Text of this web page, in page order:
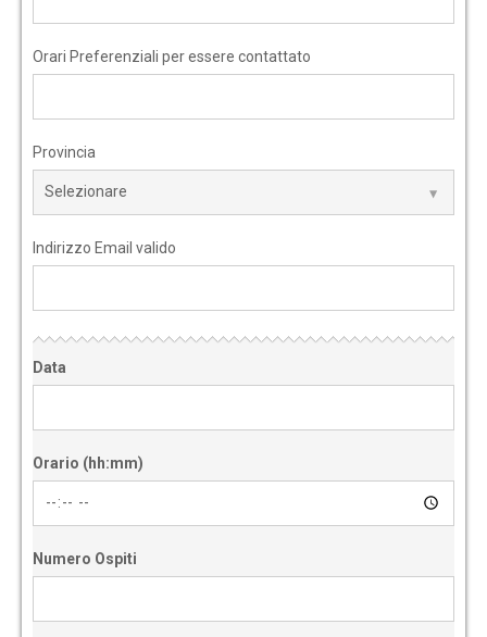
Orari Preferenziali per essere contattato
Provincia
Indirizzo Email valido
Data
Orario (hh:mm)
Numero Ospiti